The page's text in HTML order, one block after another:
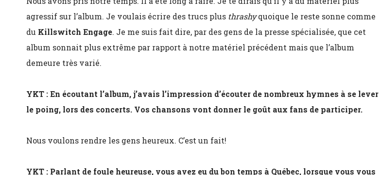
agressif sur l’album. Je voulais écrire des trucs plus thrashyquoique le reste sonne comme
du Killswitch Engage. Je me suis fait dire, par des gens de la presse spécialisée, que cet
album sonnait plus extrême par rapport à notre matériel précédent mais que l’album
demeure très varié.
YKT : En écoutant l’album, j’avais l’impression d’écouter de nombreux hymnes à se lever
le poing, lors des concerts. Vos chansons vont donner le goût aux fans de participer.
Nous voulons rendre les gens heureux. C’est un fait!
YKT : Parlant de foule heureuse, vous avez eu du bon temps à Québec, lorsque vous vous